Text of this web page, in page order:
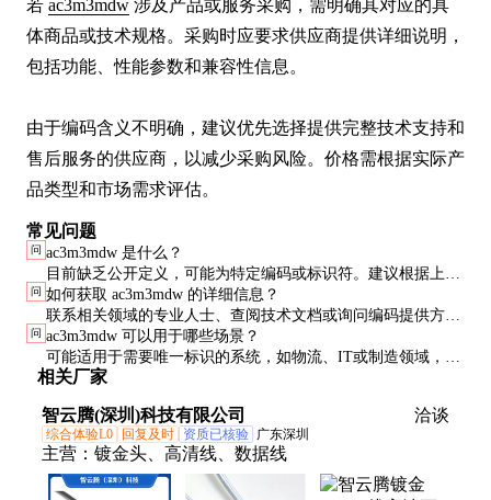
若 ac3m3mdw 涉及产品或服务采购，需明确其对应的具
体商品或技术规格。采购时应要求供应商提供详细说明，
包括功能、性能参数和兼容性信息。
由于编码含义不明确，建议优先选择提供完整技术支持和
售后服务的供应商，以减少采购风险。价格需根据实际产
品类型和市场需求评估。
常见问题
问 ac3m3mdw 是什么？
目前缺乏公开定义，可能为特定编码或标识符。建议根据上下
文或来源进一步确认。
问 如何获取 ac3m3mdw 的详细信息？
联系相关领域的专业人士、查阅技术文档或询问编码提供方以
获取准确解释。
问 ac3m3mdw 可以用于哪些场景？
可能适用于需要唯一标识的系统，如物流、IT或制造领域，但
具体用途需核实。
相关厂家
智云腾(深圳)科技有限公司 洽谈
综合体验L0 回复及时 资质已核验 广东深圳
主营： 镀金头、高清线、数据线